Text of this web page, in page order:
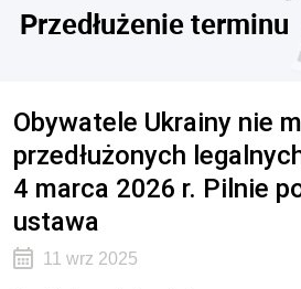
Przedłużenie terminu
Obywatele Ukrainy nie
przedłużonych
4 marca 2026 r. Pilnie
ustawa
11 wrz 2025